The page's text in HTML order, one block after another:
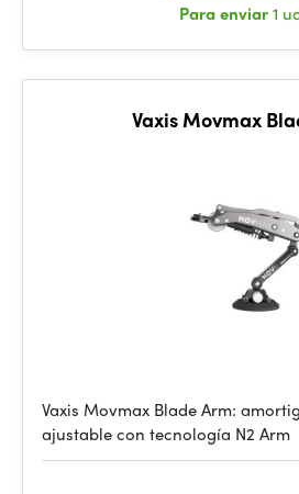
Para enviar1
Vaxis Movmax
Vaxis Movmax Blade Arm:
ajustable con tecnología N2 Arm